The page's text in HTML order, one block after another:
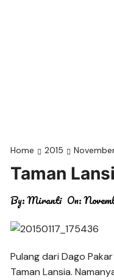
Home 2015
Taman
By:Miranti On:
Pulang dari Dago
Taman Lansia.